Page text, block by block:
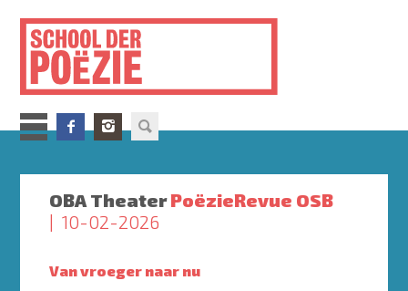
inhoud
gaan
OBA TheaterPoëzieRevue OSB
10-02-2026
Van vroeger naar nu